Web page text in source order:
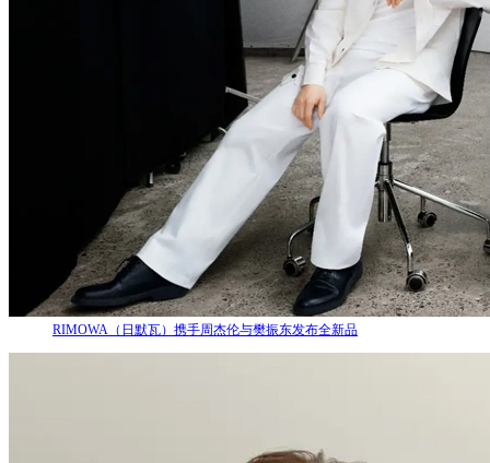
RIMOWA（日默瓦）携手周杰伦与樊振东发布全新品